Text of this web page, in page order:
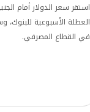
استقر سعر الدولار أمام
العطلة الأسبوعية للبنوك،
في القطاع المصرفي.